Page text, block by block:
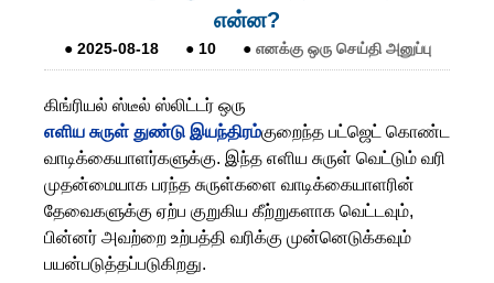
என்ன?
● 2025-08-18 ● 10 ● எனக்கு ஒரு செய்தி அனுப்பு
கிங்ரியல் ஸ்டீல் ஸ்லிட்டர் ஒரு
எளிய சுருள் துண்டு இயந்திரம்குறைந்த பட்ஜெட் கொண்ட
வாடிக்கையாளர்களுக்கு. இந்த எளிய சுருள் வெட்டும் வரி
முதன்மையாக பரந்த சுருள்களை வாடிக்கையாளரின்
தேவைகளுக்கு ஏற்ப குறுகிய கீற்றுகளாக வெட்டவும்,
பின்னர் அவற்றை உற்பத்தி வரிக்கு முன்னெடுக்கவும்
பயன்படுத்தப்படுகிறது.